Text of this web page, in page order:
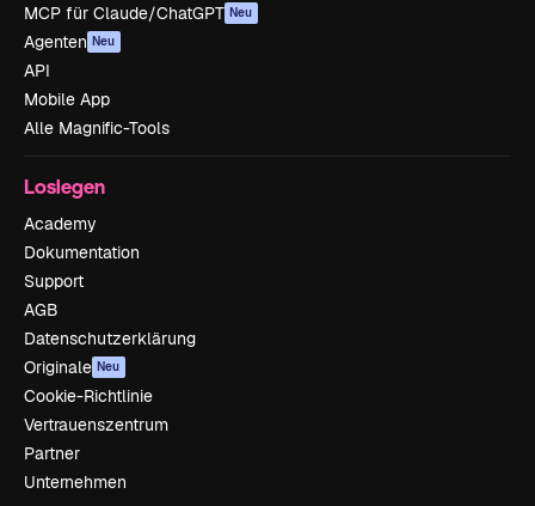
MCP für Claude/ChatGPT Neu
Agenten Neu
API
Mobile App
Alle Magnific-Tools
Loslegen
Academy
Dokumentation
Support
AGB
Datenschutzerklärung
Originale Neu
Cookie-Richtlinie
Vertrauenszentrum
Partner
Unternehmen